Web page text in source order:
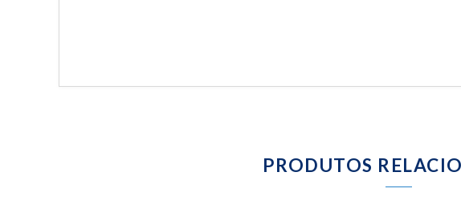
PRODUTOS